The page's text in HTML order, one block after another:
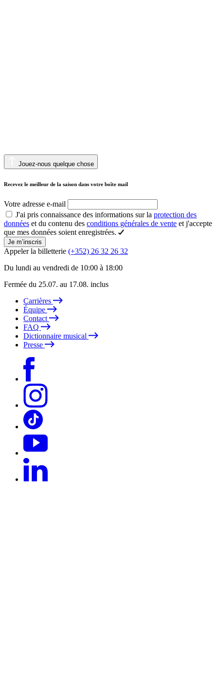
Jouez-nous quelque chose
Recevez le meilleur de la saison dans votre boîte mail
Votre adresse e-mail
J'ai pris connaissance des informations sur la protection des
données et du contenu des conditions générales de vente et j'accepte
que mes données soient enregistrées.
Je m’inscris
Appeler la billetterie (+352) 26 32 26 32
Du lundi au vendredi de 10:00 à 18:00
Fermée du 25.07. au 17.08. inclus
Carrières
Équipe
Contact
FAQ
Dictionnaire musical
Presse